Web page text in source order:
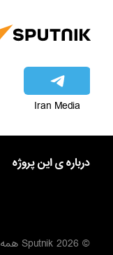
Iran Media
درباره ی این پروژه
© 2026 Sputnik همه حقوق محفوظ است 18+